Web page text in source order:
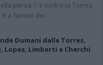
persa 1-3 contro la Torres.
a favore dei…
Dumani dalla Torres,
Lopes, Limberti e Cherchi